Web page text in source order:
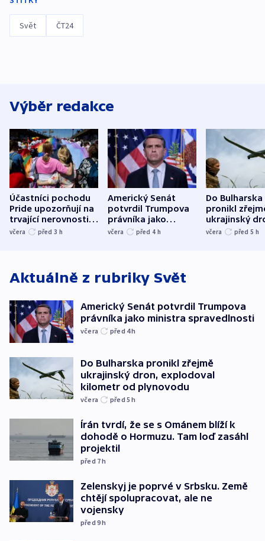
Svět ČT24
Výběr redakce
Účastníci pochodu
Pride upozorňují na
trvající nerovnosti i
společenskou
včera před 3 h
Americký Senát
potvrdil Trumpova
právníka jako
ministra
včera před 4 h
Do Bulharska
pronikl
ukrajinský
explodoval
včera před 5 h
Aktuálně z rubriky Svět
Americký Senát potvrdil Trumpova
právníka jako ministra spravedlnosti
včera před 4h
Do Bulharska pronikl zřejmě
ukrajinský dron, explodoval
kilometr od plynovodu
včera před 5h
Írán tvrdí, že se s Ománem blíží k
dohodě o Hormuzu. Tam loď zasáhl
projektil
před 7h
Zelenskyj je poprvé v Srbsku. Země
chtějí spolupracovat, ale ne
vojensky
před 9h